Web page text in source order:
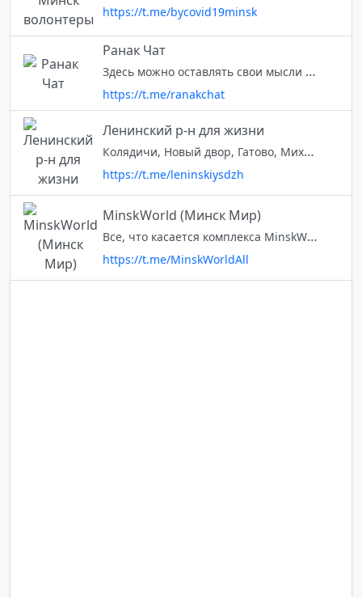
https://t.me/bycovid19minsk
Ранак Чат
Здесь можно оставлять свои мысли и делиться новостями.
https://t.me/ranakchat
Ленинский р-н для жизни
Колядичи, Новый двор, Гатово, Михановичи и прилегающие территории Настройки телеграм: https://t.me/leninskiysdzh/5461 Правила: https://t.me/leninskiysdzh/3956 общаемся. Помогаем делать Страну для Жизни Основной канал: @stran
https://t.me/leninskiysdzh
MinskWorld (Минск Мир)
Все, что касается комплекса MinskWorld (Минск Мир)
https://t.me/MinskWorldAll